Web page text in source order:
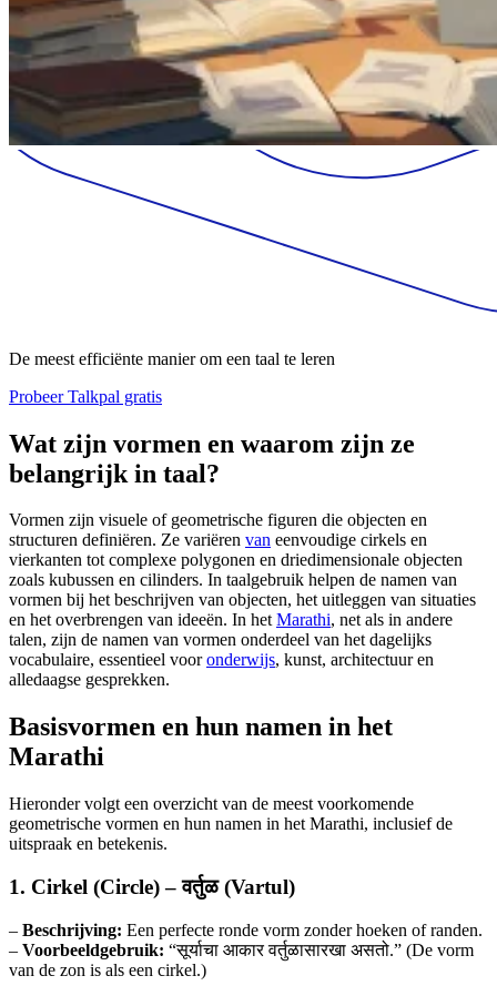
De meest efficiënte manier om een taal te leren
Probeer Talkpal gratis
Wat zijn vormen en waarom zijn ze
belangrijk in taal?
Vormen zijn visuele of geometrische figuren die objecten en
structuren definiëren. Ze variëren van eenvoudige cirkels en
vierkanten tot complexe polygonen en driedimensionale objecten
zoals kubussen en cilinders. In taalgebruik helpen de namen van
vormen bij het beschrijven van objecten, het uitleggen van situaties
en het overbrengen van ideeën. In hetMarathi, net als in andere
talen, zijn de namen van vormen onderdeel van het dagelijks
vocabulaire, essentieel vooronderwijs, kunst, architectuur en
alledaagse gesprekken.
Basisvormen en hun namen in het
Marathi
Hieronder volgt een overzicht van de meest voorkomende
geometrische vormen en hun namen in het Marathi, inclusief de
uitspraak en betekenis.
1. Cirkel (Circle) – वर्तुळ (Vartul)
– Beschrijving: Een perfecte ronde vorm zonder hoeken of randen.
– Voorbeeldgebruik: “सूर्याचा आकार वर्तुळासारखा असतो.” (De vorm
van de zon is als een cirkel.)